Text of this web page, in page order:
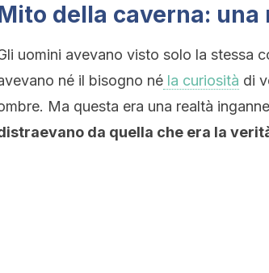
della caverna:
uomini avevano visto solo la stessa
né il bisogno né la curiosità di
Ma questa era una realtà
da quella che era la